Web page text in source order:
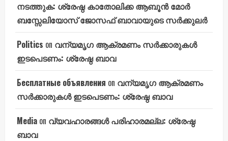
നടത്തുക: ശ്രേഷ്ഠ കാതോലിക്ക ആബൂൻ മോർ
ബസ്സേലിയോസ് ജോസഫ് ബാവായുടെ സർക്കുലർ
Politics on വന്യമൃഗ ആക്രമണം സർക്കാരുകൾ
ഇടപെടണം: ശ്രേഷ്ഠ ബാവ
Бесплатные объявления on വന്യമൃഗ ആക്രമണം
സർക്കാരുകൾ ഇടപെടണം: ശ്രേഷ്ഠ ബാവ
Media on വ്യവഹാരങ്ങൾ പരിഹാരമല്ല: ശ്രേഷ്ഠ
ബാവ